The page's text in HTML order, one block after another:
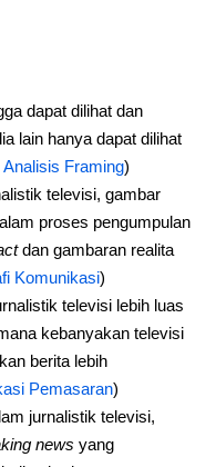
dapat dilihat dan
lain hanya dapat dilihat
Analisis Framing)
televisi, gambar
proses pengumpulan
dan gambaran realita
Komunikasi)
televisi lebih luas
kebanyakan televisi
berita lebih
Pemasaran)
jurnalistik televisi,
news yang